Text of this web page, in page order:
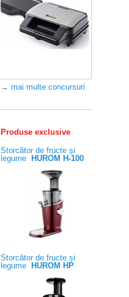
→ mai multe concursuri
Produse exclusive
Storcător de fructe și
legume
HUROM H-100
Storcător de fructe și
legume
HUROM HP